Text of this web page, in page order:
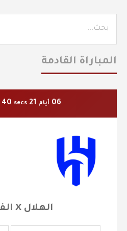
المباراة القادمة
06 أيام 21
40 secs
الهلال X الفيصلي